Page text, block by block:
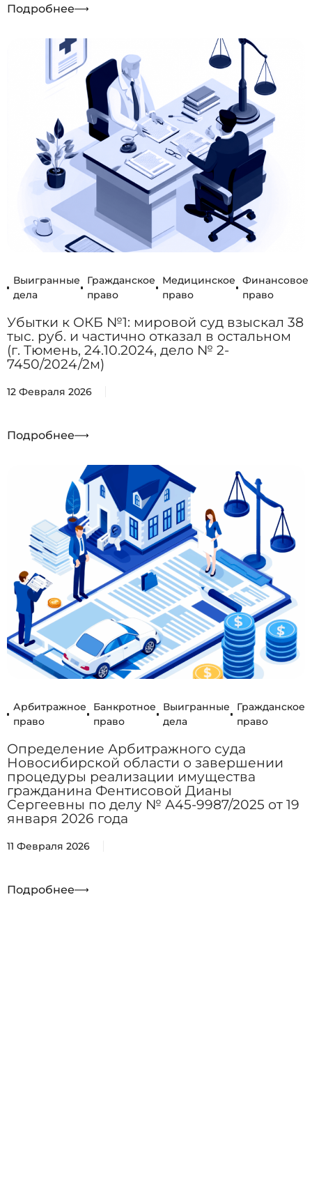
Подробнее
Выигранные
дела
Гражданское
право
Медицинское
право
Финансовое
право
Убытки к ОКБ №1: мировой суд взыскал 38
тыс. руб. и частично отказал в остальном
(г. Тюмень, 24.10.2024, дело № 2-
7450/2024/2м)
12 Февраля 2026
Подробнее
Арбитражное
право
Банкротное
право
Выигранные
дела
Гражданское
право
Определение Арбитражного суда
Новосибирской области о завершении
процедуры реализации имущества
гражданина Фентисовой Дианы
Сергеевны по делу № А45-9987/2025 от 19
января 2026 года
11 Февраля 2026
Подробнее